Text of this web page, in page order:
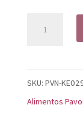
KE029S
cantidad
SKU: PVN-
Alimentos